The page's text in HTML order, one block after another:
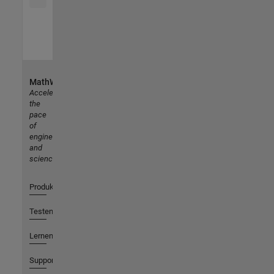
MathWorks
Accelerating
the
pace
of
engineering
and
science
Produkte
Testen oder Kaufen
Lernen
Support